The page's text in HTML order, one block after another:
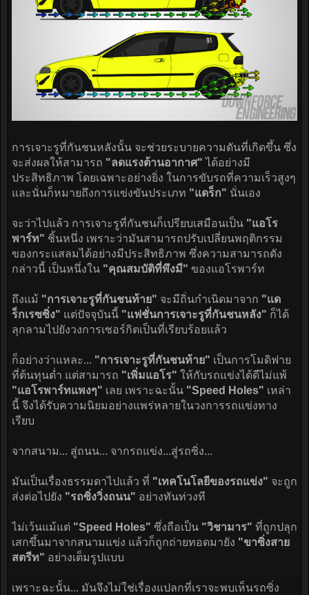
การเจาะรูที่กันชนหลังนั้น จะช่วยระบายความดันที่เกิดขึ้น ซึ่ง
จะส่งผลให้สามารถ "ลดแรงต้านอากาศ" ได้อย่างมี
ประสิทธิภาพ โดยเฉพาะอย่างยิ่ง ในการขับรถที่ความเร็วสูงๆ
และนั่นก็หมายถึงการแข่งขันประเภท "แดร็ก" นั่นเอง
จะว่าไปแล้ว การเจาะรูที่กันชนก็เปรียบเสมือนเป็น "แอโร
พาร์ท" ชิ้นหนึ่ง เพราะว่ามันสามารถปรับเปลี่ยนพฤติกรรม
ของกระแสลมได้อย่างมีประสิทธิภาพ ซึ่งความสามารถดัง
กล่าวนี้ เป็นหนึ่งใน "คุณสมบัติที่พึงมี" ของแอโรพาร์ท
ถึงแม้ "การเจาะรูที่กันชนท้าย" จะมีถิ่นกำเนิดมาจาก "แด
ร็กเรซซิ่ง" แต่ปัจจุบันนี้ "แฟชั่นการเจาะรูที่กันชนหลัง" ก็ได้
ลุกลามไปยังวงการเซอร์กิตเป็นที่เรียบร้อยแล้ว
ก็อย่างว่าแหละ... "การเจาะรูที่กันชนท้าย" เป็นการโมดิฟาย
ที่ต้นทุนต่ำ แต่สามารถ "เพิ่มแอโร" ให้กับรถแข่งได้ดีไม่แพ้
"แอโรพาร์ทแพงๆ" เลย เพราะฉะนั้น "Speed Holes" เหล่า
นี้ จึงได้รับความนิยมอย่างแพร่หลายในวงการรถแข่งทาง
เรียบ
จากสนาม... สู่ถนน... จากรถแข่ง...สู่รถซิ่ง...
มันเป็นเรื่องธรรมดาไปแล้ว ที่ "เทคโนโลยีของรถแข่ง" จะถูก
ส่งต่อไปยัง "รถซิ่งวิ่งถนน" อย่างทันท่วงที
ไม่เว้นแม้แต่ "Speed Holes" ซึ่งถือเป็น "วิชามาร" ที่ถูกปลุก
เสกขึ้นมาจากสนามแข่ง แล้วก็ถูกถ่ายทอดมายัง "ขาซิ่งสาย
สตรีท" อย่างเต็มรูปแบบ
เพราะฉะนั้น... มันจึงไม่ใช่เรื่องแปลกที่เราจะพบเห็นรถซิ่ง